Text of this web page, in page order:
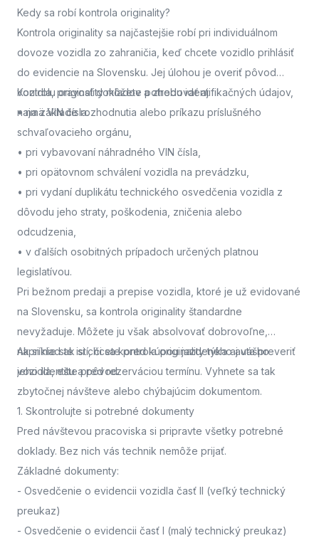
Kedy sa robí kontrola originality?
Kontrola originality sa najčastejšie robí pri individuálnom
dovoze vozidla zo zahraničia, keď chcete vozidlo prihlásiť
do evidencie na Slovensku. Jej úlohou je overiť pôvod
vozidla, pravosť dokladov a zhodu identifikačných údajov,
najmä VIN čísla.
Kontrolu originality môžete potrebovať aj:
• na základe rozhodnutia alebo príkazu príslušného
schvaľovacieho orgánu,
• pri vybavovaní náhradného VIN čísla,
• pri opätovnom schválení vozidla na prevádzku,
• pri vydaní duplikátu technického osvedčenia vozidla z
dôvodu jeho straty, poškodenia, zničenia alebo
odcudzenia,
• v ďalších osobitných prípadoch určených platnou
legislatívou.
Pri bežnom predaji a prepise vozidla, ktoré je už evidované
na Slovensku, sa kontrola originality štandardne
nevyžaduje. Môžete ju však absolvovať dobrovoľne,
napríklad ak si chcete pred kúpou jazdeného auta preveriť
jeho identitu a pôvod.
Ak si nie ste istí, či sa kontrola originality týka aj vášho
vozidla,ešte pred rezerváciou termínu. Vyhnete sa tak
zbytočnej návšteve alebo chýbajúcim dokumentom.
1. Skontrolujte si potrebné dokumenty
Pred návštevou pracoviska si pripravte všetky potrebné
doklady. Bez nich vás technik nemôže prijať.
Základné dokumenty:
- Osvedčenie o evidencii vozidla časť II (veľký technický
preukaz)
- Osvedčenie o evidencii časť I (malý technický preukaz)